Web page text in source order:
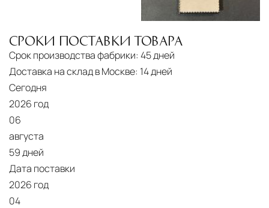
СРОКИ ПОСТАВКИ ТОВАРА
Срок производства фабрики: 45 дней
Доставка на склад в Москве: 14 дней
Сегодня
2026 год
06
августа
59 дней
Дата поставки
2026 год
04